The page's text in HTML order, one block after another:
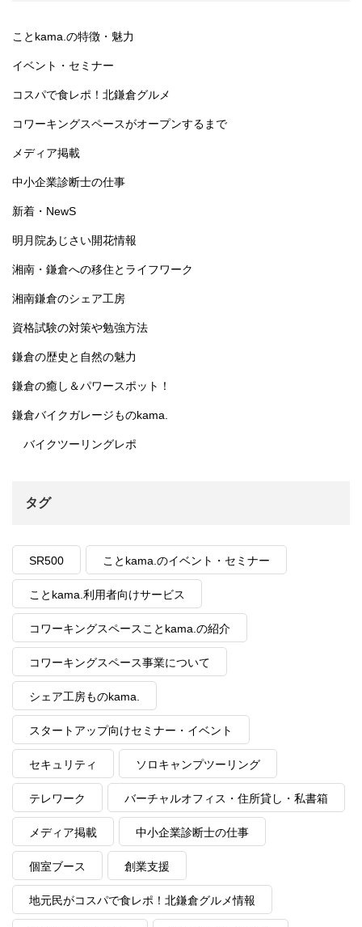
ことkama.の特徴・魅力
イベント・セミナー
コスパで食レポ！北鎌倉グルメ
コワーキングスペースがオープンするまで
メディア掲載
中小企業診断士の仕事
新着・NewS
明月院あじさい開花情報
湘南・鎌倉への移住とライフワーク
湘南鎌倉のシェア工房
資格試験の対策や勉強方法
鎌倉の歴史と自然の魅力
鎌倉の癒し＆パワースポット！
鎌倉バイクガレージものkama.
バイクツーリングレポ
タグ
SR500 ことkama.のイベント・セミナー
ことkama.利用者向けサービス
コワーキングスペースことkama.の紹介
コワーキングスペース事業について
シェア工房ものkama.
スタートアップ向けセミナー・イベント
セキュリティ ソロキャンプツーリング
テレワーク バーチャルオフィス・住所貸し・私書箱
メディア掲載 中小企業診断士の仕事
個室ブース 創業支援
地元民がコスパで食レポ！北鎌倉グルメ情報